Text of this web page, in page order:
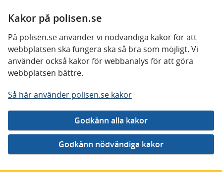
Kakor på polisen.se
På polisen.se använder vi nödvändiga kakor för att
webbplatsen ska fungera ska så bra som möjligt. Vi
använder också kakor för webbanalys för att göra
webbplatsen bättre.
Så här använder polisen.se kakor